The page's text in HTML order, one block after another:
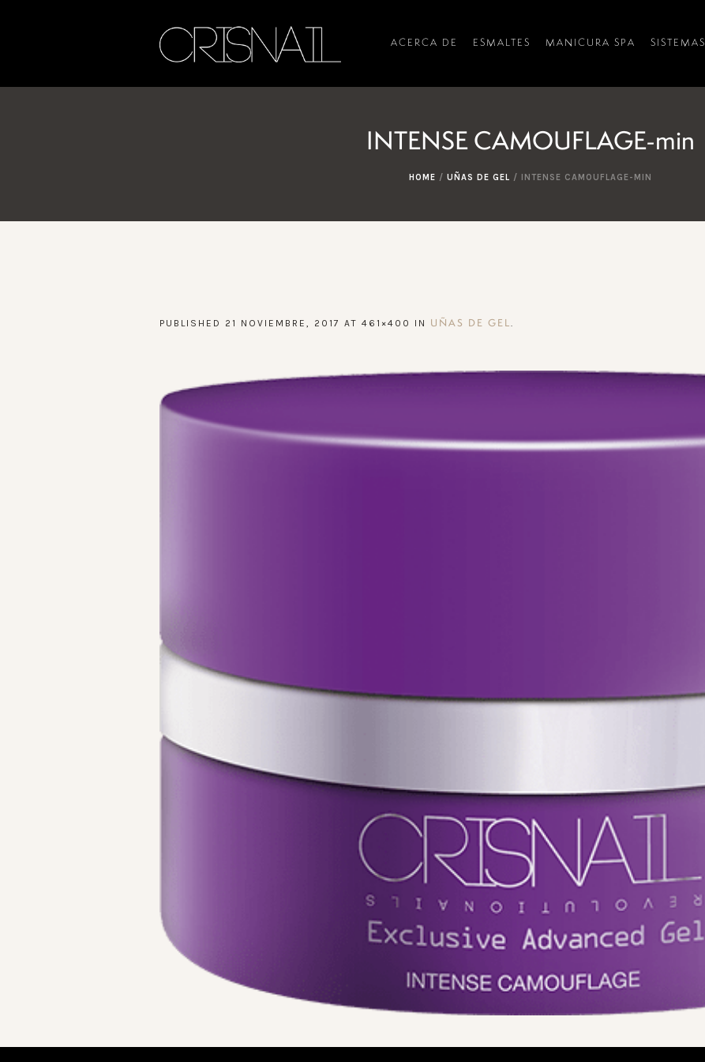
ACERCA DE ESMALTES MANICURA SPA SISTEMAS
INTENSE CAMOUFLAGE-min
HOME / UÑAS DE GEL / INTENSE CAMOUFLAGE-MIN
PUBLISHED 21 NOVIEMBRE, 2017 AT 461×400 IN UÑAS DE GEL.